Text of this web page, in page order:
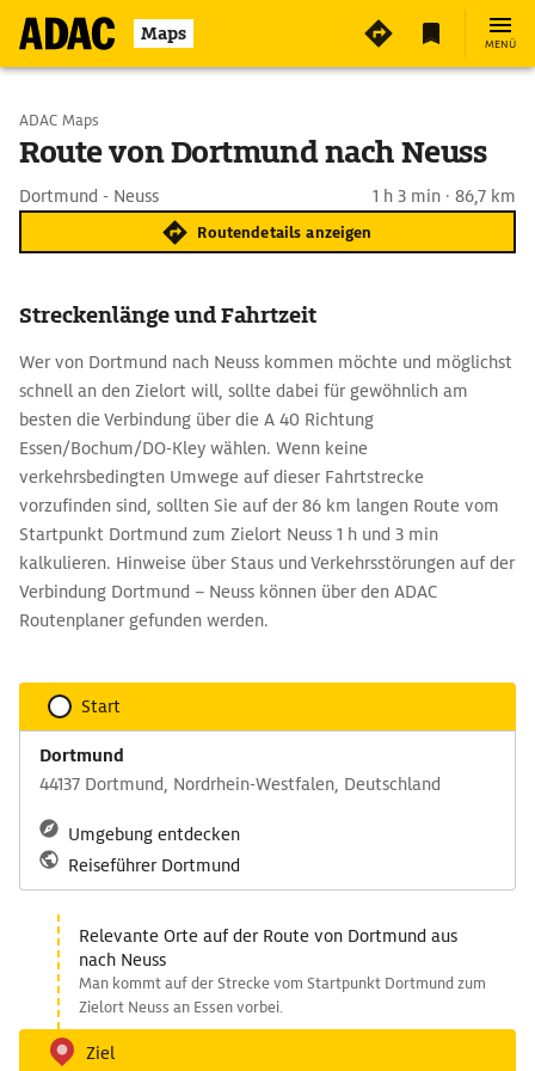
Maps MENÜ
Start wählen
ADAC Maps
Route von Dortmund nach Neuss
Dortmund - Neuss 1 h 3 min · 86,7 km
Routendetails anzeigen
Streckenlänge und Fahrtzeit
Wer von Dortmund nach Neuss kommen möchte und möglichst
schnell an den Zielort will, sollte dabei für gewöhnlich am
besten die Verbindung über die A 40 Richtung
Essen/Bochum/DO-Kley wählen. Wenn keine
verkehrsbedingten Umwege auf dieser Fahrtstrecke
vorzufinden sind, sollten Sie auf der 86 km langen Route vom
Startpunkt Dortmund zum Zielort Neuss 1 h und 3 min
kalkulieren. Hinweise über Staus und Verkehrsstörungen auf der
Verbindung Dortmund – Neuss können über den ADAC
Routenplaner gefunden werden.
Start
Dortmund
44137 Dortmund, Nordrhein-Westfalen, Deutschland
Umgebung entdecken
Reiseführer Dortmund
Relevante Orte auf der Route von Dortmund aus
nach Neuss
Man kommt auf der Strecke vom Startpunkt Dortmund zum
Zielort Neuss an Essen vorbei.
Ziel